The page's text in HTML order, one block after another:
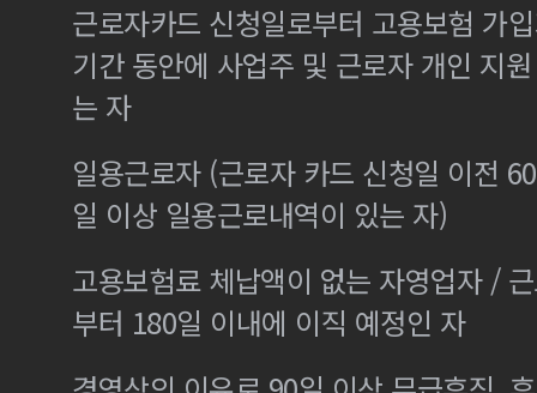
근로자카드 신청일로부터 고용보험 가
기간 동안에 사업주 및 근로자 개인 지
는 자
일용근로자 (근로자 카드 신청일 이전
일 이상 일용근로내역이 있는 자)
고용보험료 체납액이 없는 자영업자 /
부터 180일 이내에 이직 예정인 자